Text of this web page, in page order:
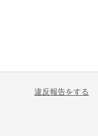
違反報告をする